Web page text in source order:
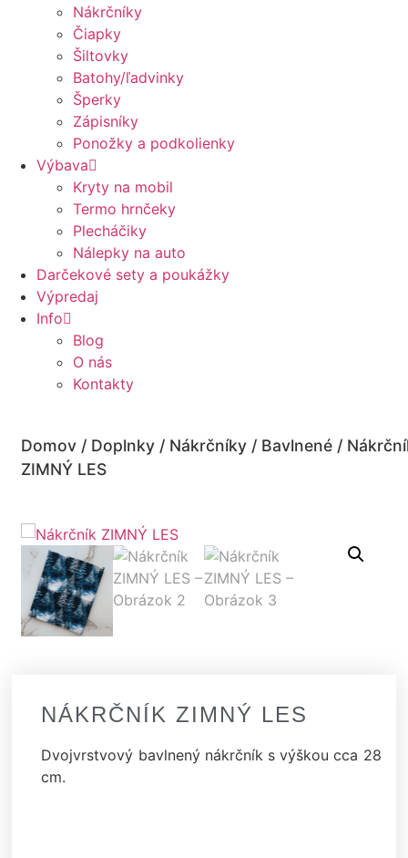
Nákrčníky
Čiapky
Šiltovky
Batohy/ľadvinky
Šperky
Zápisníky
Ponožky a podkolienky
Výbava
Kryty na mobil
Termo hrnčeky
Plecháčiky
Nálepky na auto
Darčekové sety a poukážky
Výpredaj
Info
Blog
O nás
Kontakty
Domov/ Doplnky/ Nákrčníky/ Bavlnené/
ZIMNÝ LES
NÁKRČNÍK ZIMNÝ LES
Dvojvrstvový bavlnený nákrčník s výškou cca 28
cm.